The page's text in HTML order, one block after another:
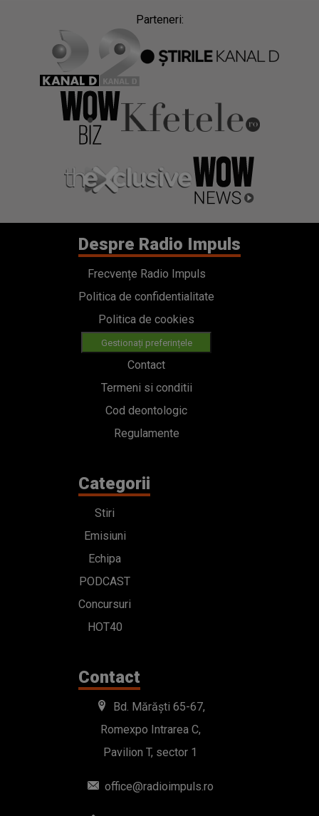
Parteneri:
Despre Radio Impuls
Frecvențe Radio Impuls
Politica de confidentialitate
Politica de cookies
Gestionați preferințele
Contact
Termeni si conditii
Cod deontologic
Regulamente
Categorii
Stiri
Emisiuni
Echipa
PODCAST
Concursuri
HOT40
Contact
Bd. Mărăști 65-67,
Romexpo Intrarea C,
Pavilion T, sector 1
office@radioimpuls.ro